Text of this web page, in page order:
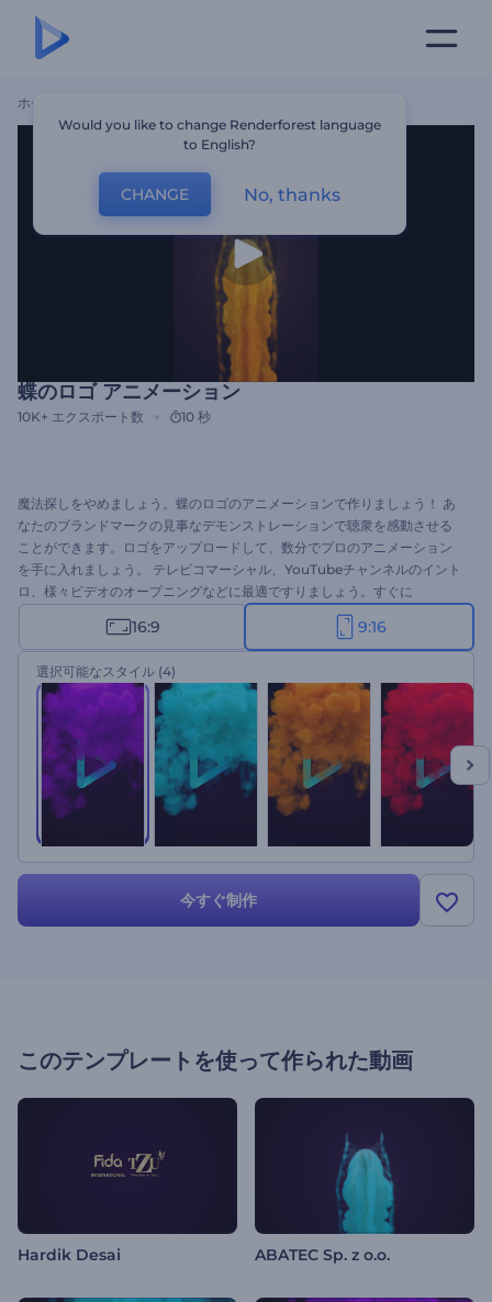
ホーム
蝶のロゴ アニメーション
10K+ エクスポート数 10 秒
魔法探しをやめましょう。蝶のロゴのアニメーションで作りましょう！ あ
なたのブランドマークの見事なデモンストレーションで聴衆を感動させる
ことができます。ロゴをアップロードして、数分でプロのアニメーション
を手に入れましょう。 テレビコマーシャル、YouTubeチャンネルのイント
ロ、様々ビデオのオープニングなどに最適ですりましょう。すぐに
Instagramストーリを作りましょう。 無料です！
16:9 9:16
選択可能なスタイル (4)
今すぐ制作
このテンプレートを使って作られた動画
Hardik Desai ABATEC Sp. z o.o.
Would you like to change Renderforest language
to English?
CHANGE No, thanks